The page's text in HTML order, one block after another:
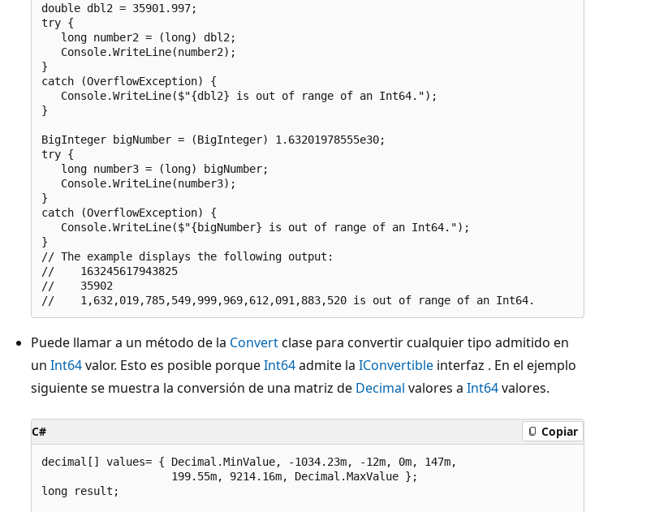
double dbl2 = 35901.997;
try {
   long number2 = (long) dbl2;
   Console.WriteLine(number2);
}
catch (OverflowException) {
   Console.WriteLine($"{dbl2} is out of range of an Int64.");
}
BigInteger bigNumber = (BigInteger) 1.63201978555e30;
try {
   long number3 = (long) bigNumber;
   Console.WriteLine(number3);
}
catch (OverflowException) {
   Console.WriteLine($"{bigNumber} is out of range of an Int64.");
}
// The example displays the following output:
//    163245617943825
//    35902
Puede llamar a un método de la Convertclase para convertir cualquier tipo admitido en
un Int64valor. Esto es posible porqueInt64admite la IConvertible interfaz . En el ejemplo
siguiente se muestra la conversión de una matriz de Decimal valores a Int64valores.
C# Copiar
decimal[] values= { Decimal.MinValue, -1034.23m, -12m, 0m, 147m,
                    199.55m, 9214.16m, Decimal.MaxValue };
long result;